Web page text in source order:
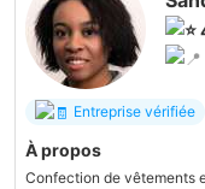
Entreprise vérifiée
À propos
Confection de vêtements